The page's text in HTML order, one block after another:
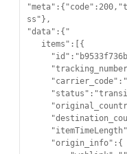
ss"},
"data":{"